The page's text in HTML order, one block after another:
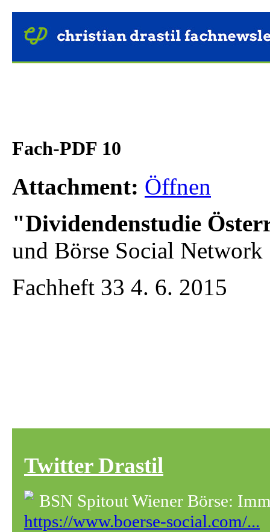
Fach-PDF 10
Attachment: Öffnen
"Dividendenstudie
und Börse Social Network
Fachheft 33 4. 6. 2015
Twitter Drastil
BSN Spitout Wiener Börse:
https://www.boerse-social.com/...